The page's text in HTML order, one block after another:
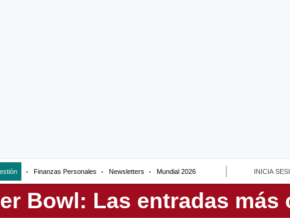
Finanzas Personales Newsletters Mundial 2026 INICIA